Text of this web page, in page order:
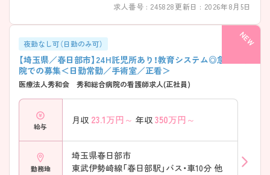
を大切にできる職場です ――――――――――――――― ■ 子育て世
代も安心のサポート体制 ――――――――――――――― 育児と仕事
を両立しやすい環境になっています ・院内保育は「24時間・365日対応」 ・
満3ヶ月から利用可能で早期復帰も安心 ・子育て経験のあるスタッフも
多く相談しやすい雰囲気 → 長く働きたい方にぴったりの環境です
――――――――――――――― ■ 幅広い経験が積める医療体制
――――――――――――――― 多様な症例に関われるスキルアップ
環境 ・350床規模で急性期～慢性期まで対応 ・年間約3000件の救急受け
入れで急性期経験が豊富に積める ・透析・がん治療など専門分野にも継
――――――――――――――― ■ 業務分担で負担を軽減
――――――――――――――― 看護に集中しやすい環境を大切にし
ています ・リネン・ベッド管理は外部委託 ・多職種との役割分担が明確で
業務過多を防止 ・指紋認証の勤怠管理でサービス残業が発生しにくい仕
組み → 無理なく続けられる働き方が実現されています
求人番号 : 245828更新日 : 2026年8月5日
夜勤なし可（日勤のみ可）
【埼玉県／春日部市】24H託児所あり！教育システム◎急性期病
院での募集＜日勤常勤／手術室／正看＞
医療法人秀和会 秀和総合病院の看護師求人(正社員)
給与
月収 23.1万円～ 年収 350万円～
勤務地
埼玉県春日部市
東武伊勢崎線「春日部駅」バス・車10分 他